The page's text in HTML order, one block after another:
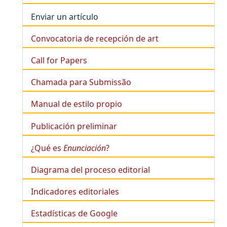
Enviar un artículo
Convocatoria de recepción de art
Call for Papers
Chamada para Submissão
Manual de estilo propio
Publicación preliminar
¿Qué es Enunciación?
Diagrama del proceso editorial
Indicadores editoriales
Estadísticas de Google